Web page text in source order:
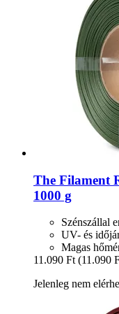
The Filament
1000 g
Szénszállal
UV- és
Magas
11.090 Ft (11.090
Jelenleg nem